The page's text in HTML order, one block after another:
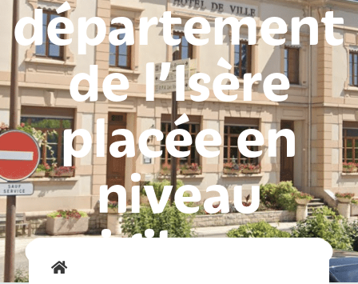
département
de l’Isère
placée en
niveau
« vigilance »